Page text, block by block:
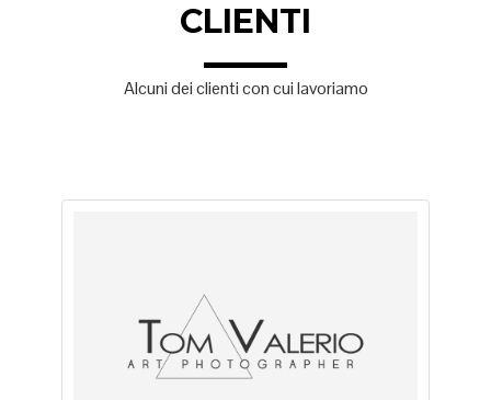
CLIENTI
Alcuni dei clienti con cui lavoriamo